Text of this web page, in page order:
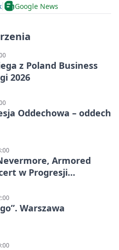
Google News
z Poland Business
2026
Oddechowa – oddech
Armored
w Progresji
Warszawa